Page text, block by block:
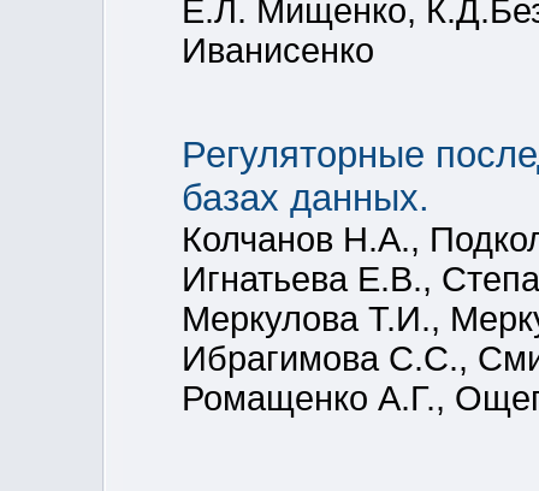
Е.Л. Мищенко,
Иванисенко
Регуляторные
базах данных.
Колчанов Н.А.,
Игнатьева Е.В.,
Меркулова Т.И.,
Ибрагимова С.С.,
Ромащенко А.Г.,